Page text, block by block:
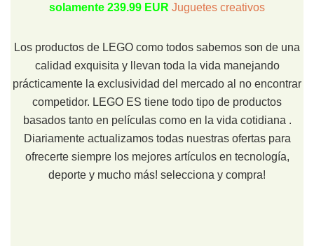
solamente 239.99 EUR Juguetes creativos
Los productos de LEGO como todos sabemos son de una
calidad exquisita y llevan toda la vida manejando
prácticamente la exclusividad del mercado al no encontrar
competidor. LEGO ES tiene todo tipo de productos
basados tanto en películas como en la vida cotidiana .
Diariamente actualizamos todas nuestras ofertas para
ofrecerte siempre los mejores artículos en tecnología,
deporte y mucho más! selecciona y compra!